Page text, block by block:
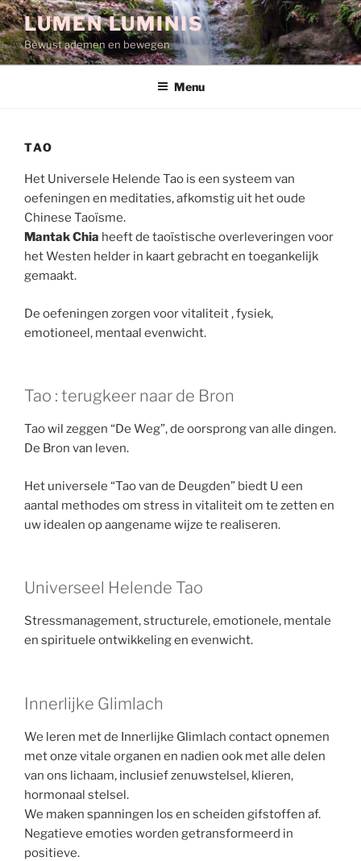
Spring
naar
de
inhoud
LUMEN LUMINIS
Bewust ademen en bewegen
Menu
TAO
Het Universele Helende Tao is een systeem van
oefeningen en meditaties, afkomstig uit het oude
Chinese Taoïsme.
Mantak Chia heeft de taoïstische overleveringen voor
het Westen helder in kaart gebracht en toegankelijk
gemaakt.
De oefeningen zorgen voor vitaliteit , fysiek,
emotioneel, mentaal evenwicht.
Tao : terugkeer naar de Bron
Tao wil zeggen “De Weg”, de oorsprong van alle dingen.
De Bron van leven.
Het universele “Tao van de Deugden” biedt U een
aantal methodes om stress in vitaliteit om te zetten en
uw idealen op aangename wijze te realiseren.
Universeel Helende Tao
Stressmanagement, structurele, emotionele, mentale
en spirituele ontwikkeling en evenwicht.
Innerlijke Glimlach
We leren met de Innerlijke Glimlach contact opnemen
met onze vitale organen en nadien ook met alle delen
van ons lichaam, inclusief zenuwstelsel, klieren,
hormonaal stelsel.
We maken spanningen los en scheiden gifstoffen af.
Negatieve emoties worden getransformeerd in
positieve.